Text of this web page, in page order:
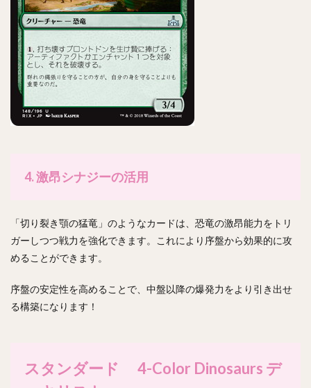
4. 激昂シナジーの活用
「切り裂き顎の猛竜」のようなカードは、恐竜の激昂能力をトリ
ガーしつつ戦力を強化できます。これにより序盤から効果的に攻
めることができます。
序盤の安定性を高めることで、中盤以降の爆発力をより引き出せ
る構築になります！
スタンダード 4-Color Dinosaurs デ